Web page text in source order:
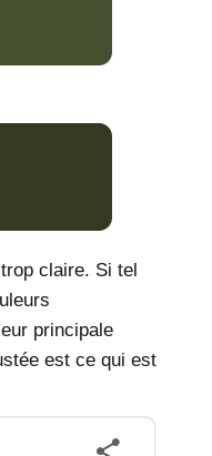
claire. Si tel
principale
est ce qui est